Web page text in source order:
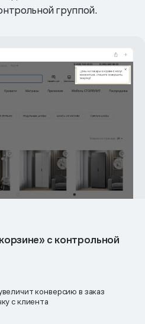
группой.
с контрольной
конверсию в заказ
с клиента